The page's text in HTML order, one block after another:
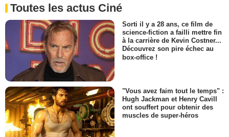
Toutes les actus Ciné
Sorti il y a 28 ans, ce film de
science-fiction a failli mettre fin
à la carrière de Kevin Costner...
Découvrez son pire échec au
box-office !
"Vous avez faim tout le temps" :
Hugh Jackman et Henry Cavill
ont souffert pour obtenir des
muscles de super-héros